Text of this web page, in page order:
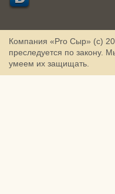
Компания «Pro Сыр» (с)
преследуется по закону.
умеем их защищать.